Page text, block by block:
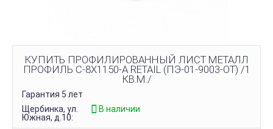
КУПИТЬ ПРОФИЛИРОВАННЫЙ ЛИСТ МЕТАЛЛ
ПРОФИЛЬ С-8Х1150-A RETAIL (ПЭ-01-9003-ОТ) /1
КВ.М./
Гарантия 5 лет
Щербинка, ул.
Южная, д.10:
В наличии